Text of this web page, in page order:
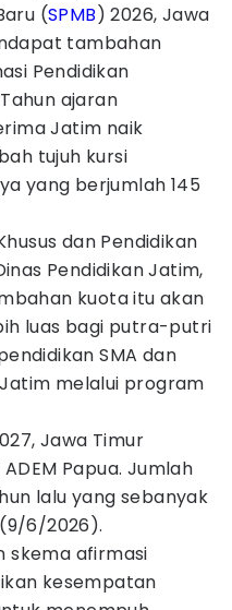
(SPMB) 2026, Jawa
tambahan
Pendidikan
ajaran
Jatim naik
tujuh kursi
yang berjumlah 145
dan Pendidikan
Pendidikan Jatim,
kuota itu akan
luas bagi putra-putri
SMA dan
melalui program
Jawa Timur
Papua. Jumlah
lalu yang sebanyak
(9/6/2026).
skema afirmasi
kesempatan